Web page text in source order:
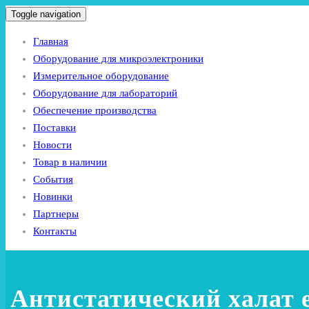
Toggle navigation
Главная
Оборудование для микроэлектроники
Измерительное оборудование
Оборудование для лабораторий
Обеспечение производства
Поставки
Новости
Товар в наличии
События
Новинки
Партнеры
Контакты
Антистатический халат